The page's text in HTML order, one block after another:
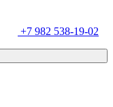
+7 982 538-19-02